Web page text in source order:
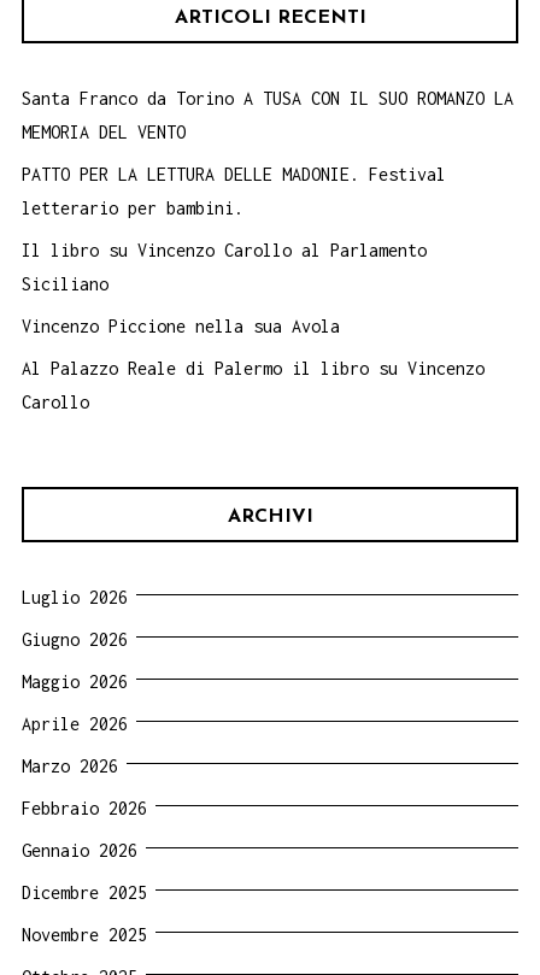
ARTICOLI RECENTI
Santa Franco da Torino A TUSA CON IL SUO ROMANZO LA
MEMORIA DEL VENTO
PATTO PER LA LETTURA DELLE MADONIE. Festival
letterario per bambini.
Il libro su Vincenzo Carollo al Parlamento
Siciliano
Vincenzo Piccione nella sua Avola
Al Palazzo Reale di Palermo il libro su Vincenzo
Carollo
ARCHIVI
Luglio 2026
Giugno 2026
Maggio 2026
Aprile 2026
Marzo 2026
Febbraio 2026
Gennaio 2026
Dicembre 2025
Novembre 2025